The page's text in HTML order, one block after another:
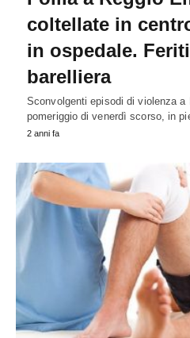
coltellate in
in ospedale.
barelliera
Sconvolgenti episodi di violenza
pomeriggio di venerdì scorso, in
2 anni fa